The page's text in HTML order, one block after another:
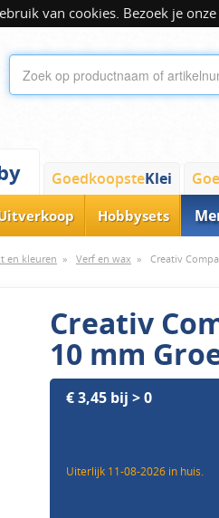
van cookies. Bezoek je
GoedkoopsteKlei
Hobbysets
en kleuren » Verf en wax » Creativ
Creativ
10 mm
€ 3,45 bij > 0
Uiterlijk 11-08-2026 in huis.